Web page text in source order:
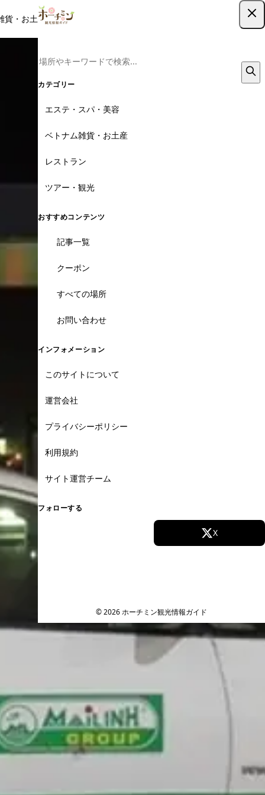
貨・お土産レストラン
カテゴリー
エステ・スパ・美容
ベトナム雑貨・お土産
レストラン
ツアー・観光
おすすめコンテンツ
記事一覧
クーポン
すべての場所
お問い合わせ
インフォメーション
このサイトについて
運営会社
プライバシーポリシー
利用規約
サイト運営チーム
フォローする
X
© 2026 ホーチミン観光情報ガイド